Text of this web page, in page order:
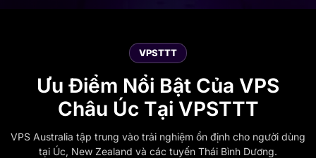
VPSTTT
Ưu Điểm Nổi Bật Của VPS
Châu Úc Tại VPSTTT
VPS Australia tập trung vào trải nghiệm ổn định cho người dùng
tại Úc, New Zealand và các tuyến Thái Bình Dương.